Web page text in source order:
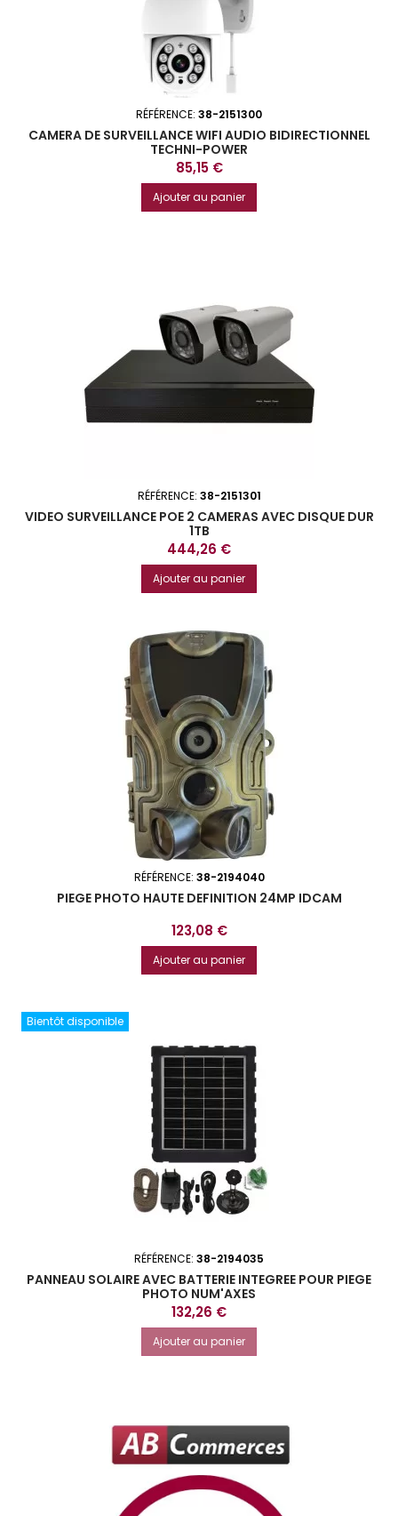
RÉFÉRENCE: 38-2151300
CAMERA DE SURVEILLANCE WIFI AUDIO BIDIRECTIONNEL
TECHNI-POWER
Prix
85,15 €
Ajouter au panier
RÉFÉRENCE: 38-2151301
VIDEO SURVEILLANCE POE 2 CAMERAS AVEC DISQUE DUR
1TB
Prix
444,26 €
Ajouter au panier
RÉFÉRENCE: 38-2194040
PIEGE PHOTO HAUTE DEFINITION 24MP IDCAM
Prix
123,08 €
Ajouter au panier
Bientôt disponible
RÉFÉRENCE: 38-2194035
PANNEAU SOLAIRE AVEC BATTERIE INTEGREE POUR PIEGE
PHOTO NUM'AXES
Prix
132,26 €
Ajouter au panier